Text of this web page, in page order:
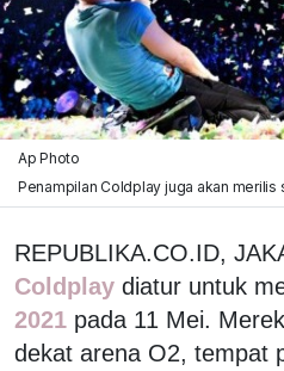
Ap Photo
Penampilan Coldplay juga akan merilis
REPUBLIKA.CO.ID,
Coldplay diatur untuk
2021 pada 11 Mei.
dekat arena O2, tempat